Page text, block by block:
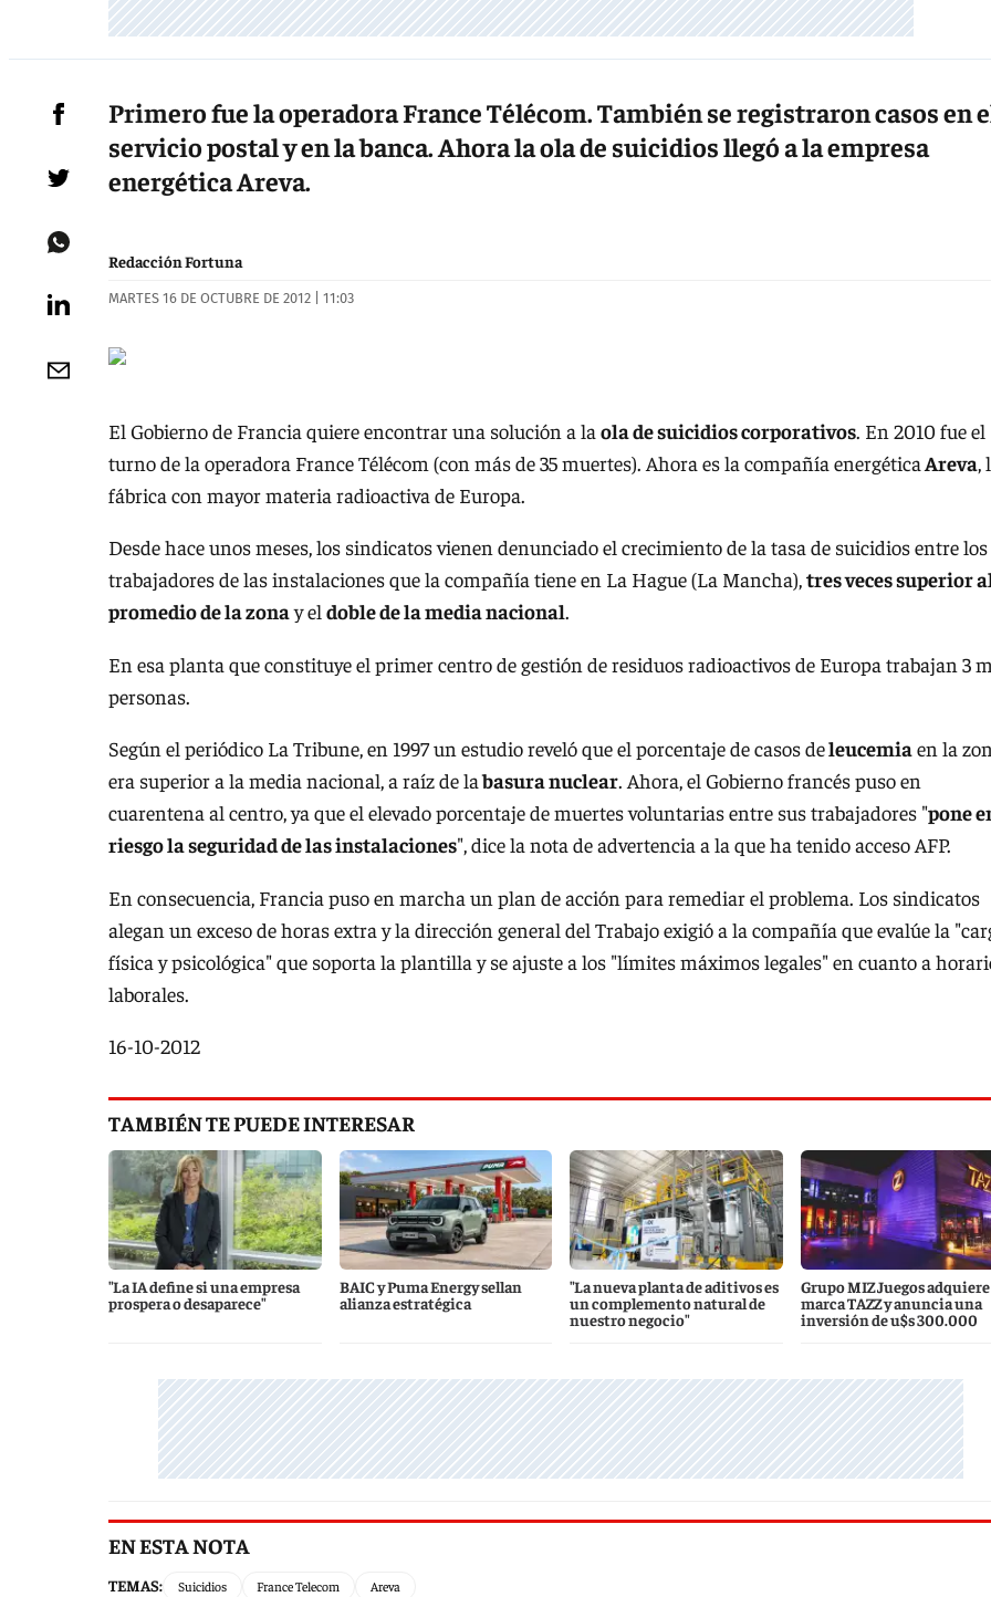
Primero fue la operadora France Télécom. También se registraron casos en
servicio postal y en la banca. Ahora la ola de suicidios llegó a la empresa
energética Areva.
Redacción Fortuna
MARTES 16 DE OCTUBRE DE 2012 | 11:03
El Gobierno de Francia quiere encontrar una solución a la ola de suicidios corporativos. En 2010 fue el
turno de la operadora France Télécom (con más de 35 muertes). Ahora es la compañía energética Areva ,
fábrica con mayor materia radioactiva de Europa.
Desde hace unos meses, los sindicatos vienen denunciado el crecimiento de la tasa de suicidios entre los
trabajadores de las instalaciones que la compañía tiene en La Hague (La Mancha),tres veces superior
promedio de la zonay el doble de la media nacional.
En esa planta que constituye el primer centro de gestión de residuos radioactivos de Europa trabajan 3
personas.
Según el periódico La Tribune, en 1997 un estudio reveló que el porcentaje de casos deleucemiaen la
era superior a la media nacional, a raíz de labasura nuclear. Ahora, el Gobierno francés puso en
cuarentena al centro, ya que el elevado porcentaje de muertes voluntarias entre sus trabajadores "pone
riesgo la seguridad de las instalaciones", dice la nota de advertencia a la que ha tenido acceso AFP.
En consecuencia, Francia puso en marcha un plan de acción para remediar el problema. Los sindicatos
alegan un exceso de horas extra y la dirección general del Trabajo exigió a la compañía que evalúe la
física y psicológica" que soporta la plantilla y se ajuste a los "límites máximos legales" en cuanto a
laborales.
16-10-2012
TAMBIÉN TE PUEDE INTERESAR
"La IA define si una empresa
prospera o desaparece"
BAIC y Puma Energy sellan
alianza estratégica
"La nueva planta de aditivos es
un complemento natural de
nuestro negocio"
Grupo MIZ Juegos
marca TAZZ y anuncia una
inversión de u$s 300.000
EN ESTA NOTA
TEMAS: Suicidios France Telecom Areva